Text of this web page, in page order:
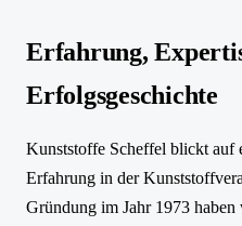
Erfahrung,
Erfolgsgeschichte
Kunststoffe Scheffel blickt auf
Erfahrung in der
Gründung im Jahr 1973